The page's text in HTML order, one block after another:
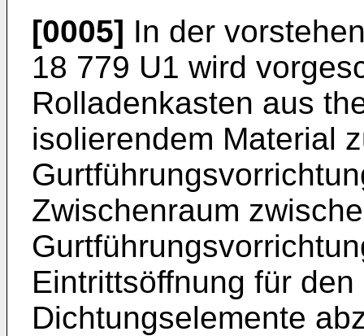
[0005] In der
18 779 U1 wird
Rolladenkasten aus
isolierendem Material
Zwischenraum
Eintrittsöffnung für
Dichtungselemente